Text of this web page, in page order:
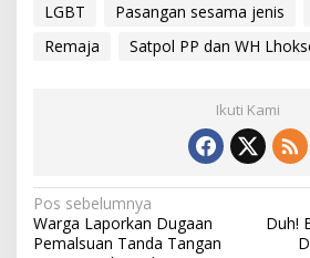
LGBT Pasangan sesama jenis
Remaja
Satpol PP dan WH
Ikuti Kami
N
a
Pos sebelumnya
Warga Laporkan Dugaan
Pemalsuan Tanda Tangan
Duh!